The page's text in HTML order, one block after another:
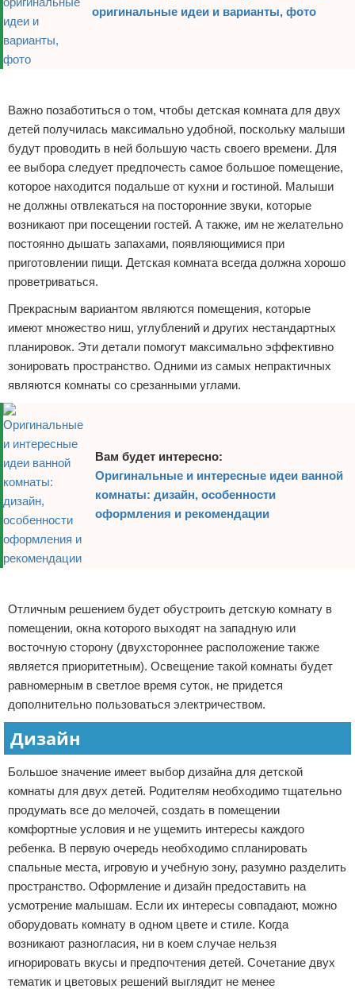
оригинальные идеи и варианты, фото
Важно позаботиться о том, чтобы детская комната для двух
детей получилась максимально удобной, поскольку малыши
будут проводить в ней большую часть своего времени. Для
ее выбора следует предпочесть самое большое помещение,
которое находится подальше от кухни и гостиной. Малыши
не должны отвлекаться на посторонние звуки, которые
возникают при посещении гостей. А также, им не желательно
постоянно дышать запахами, появляющимися при
приготовлении пищи. Детская комната всегда должна хорошо
проветриваться.
Прекрасным вариантом являются помещения, которые
имеют множество ниш, углублений и других нестандартных
планировок. Эти детали помогут максимально эффективно
зонировать пространство. Одними из самых непрактичных
являются комнаты со срезанными углами.
Вам будет интересно:
Оригинальные и интересные идеи ванной
комнаты: дизайн, особенности
оформления и рекомендации
Отличным решением будет обустроить детскую комнату в
помещении, окна которого выходят на западную или
восточную сторону (двухстороннее расположение также
является приоритетным). Освещение такой комнаты будет
равномерным в светлое время суток, не придется
дополнительно пользоваться электричеством.
Дизайн
Большое значение имеет выбор дизайна для детской
комнаты для двух детей. Родителям необходимо тщательно
продумать все до мелочей, создать в помещении
комфортные условия и не ущемить интересы каждого
ребенка. В первую очередь необходимо спланировать
спальные места, игровую и учебную зону, разумно разделить
пространство. Оформление и дизайн предоставить на
усмотрение малышам. Если их интересы совпадают, можно
оборудовать комнату в одном цвете и стиле. Когда
возникают разногласия, ни в коем случае нельзя
игнорировать вкусы и предпочтения детей. Сочетание двух
тематик и цветовых решений выглядит не менее